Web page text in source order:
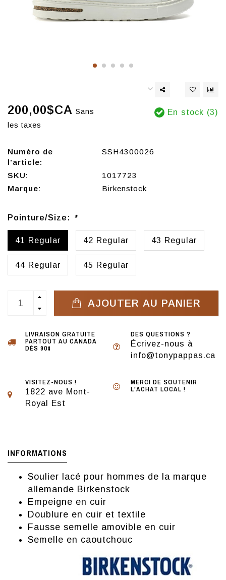
200,00$CA Sans
les taxes
En stock (3)
Numéro de
l'article:
SSH4300026
SKU:
1017723
Marque:
Birkenstock
Pointure/Size: *
41 Regular 42 Regular 43 Regular
44 Regular 45 Regular
AJOUTER AU PANIER
LIVRAISON GRATUITE
PARTOUT AU CANADA
DÈS 90$
DES QUESTIONS ?
Écrivez-nous à
info@tonypappas.ca
VISITEZ-NOUS !
1822 ave Mont-
Royal Est
MERCI DE SOUTENIR
L'ACHAT LOCAL !
INFORMATIONS
Soulier lacé pour hommes de la marque
allemande Birkenstock
Empeigne en cuir
Doublure en cuir et textile
Fausse semelle amovible en cuir
Semelle en caoutchouc